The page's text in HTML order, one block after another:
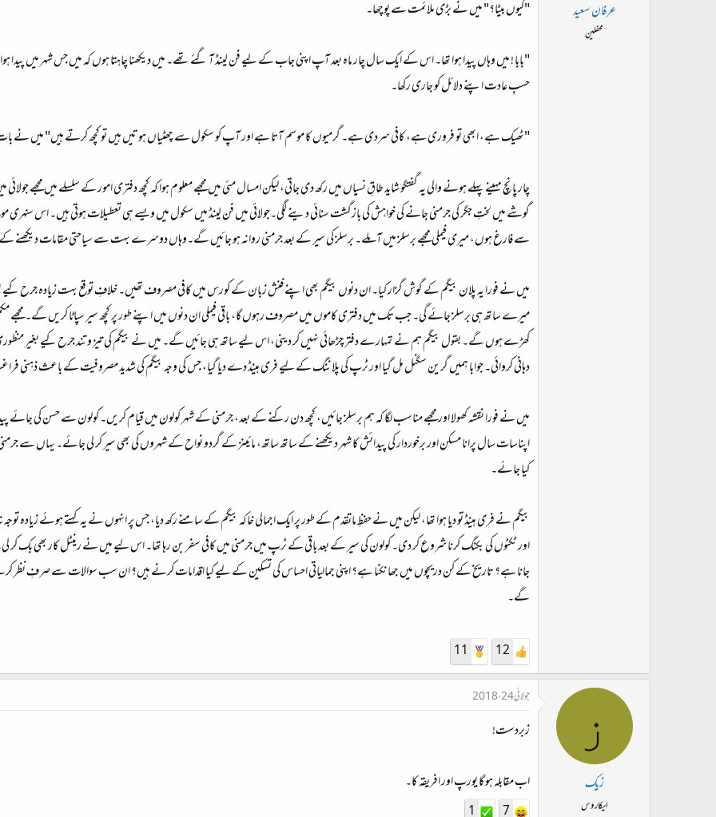
عرفان سعید
محفلین
"کیوں بیٹا؟" میں نے بڑی ملائمت سے پوچھا۔
"بابا ! میں وہاں پیدا ہوا تھا۔ اس کے ایک سال چار ماہ بعد آپ اپنی جاب کے لیے فن لینڈ آ گئے تھے۔ میں دیکھنا چاہتا ہوں کہ میں جس شہر میں
حسبِ عادت اپنے دلائل کو جاری رکھا۔
"ٹھیک ہے، ابھی تو فروری ہے، کافی سردی ہے۔ گرمیوں کا موسم آتا ہے اور آپ کو سکول سے چھٹیاں ہوتیں ہیں تو کچھ کرتے ہیں" میں نے
چار پانچ مہینے پہلے ہونے والی یہ گفتگو شاید طاقِ نسیاں میں رکھ دی جاتی، لیکن امسال مئی میں مجھے معلوم ہوا کہ کچھ دفتری امور کے سلسلے میں مجھے
گوشے میں لختِ جگر کی جرمنی جانے کی خواہش کی بازگشت سنائی دینے لگی۔جولائی میں فن لینڈ میں سکول میں ویسے ہی تعطیلات ہوتی ہیں۔ اس سنہری
سے فارغ ہوں، میری فیملی مجھے برسلز میں آملے۔ برسلز کی سیر کے بعد جرمنی روانہ ہو جائیں گے۔وہاں دوسرے بہت سے سیاحتی مقامات دیکھنے
میں نے فورا یہ پلان بیگم کے گوش گزار کیا۔ ان دنوں بیگم بھی اپنے فنش زبان کے کورس میں کافی مصروف تھیں۔ خلافِ توقع بہت زیادہ جرح کیے
میرے ساتھ ہی برسلز جائے گی۔ جب تک میں دفتری کاموں میں مصروف رہوں گا، باقی فیملی ان دنوں میں اپنے طور پر کچھ سیر سپاٹا کریں گے۔
کھڑے ہوں گے۔ بقول بیگم ہم نے تمہارے دفتر چڑھائی نہیں کر دینی، اس لیے ساتھ ہی جائیں گے۔ میں نے بیگم کی تیز و تند جرح کیے بغیر
دہانی کروائی۔ جوابا ہمیں گرین سگنل مل گیا اور ٹرپ کی پلاننگ کے لیے فری ہینڈ دے دیا گیا، جس کی وجہ بیگم کی شدید مصروفیت کے باعث ذہنی
میں نے فورا نقشہ کھولا اور مجھے مناسب لگا کہ ہم برسلز جائیں، کچھ دن رکنے کے بعد، جرمنی کے شہر کولون میں قیام کریں۔ کولون سے حسن کی جائے
اپناسات سال پرانا مسکن اور برخوردار کی پیدائش کا شہر دیکھنے کے ساتھ ساتھ، مائینز کے گردو نواح کے شہروں کی بھی سیر کر لی جائے۔
کیا جائے۔
بیگم نے فری ہینڈ تو دیا ہوا تھا، لیکن میں نے حفظِ ماتقدم کے طور پر ایک اجمالی خاکہ بیگم کے سامنے رکھ دیا، جس پر انہوں نے یہ کہتے ہوئے
اور ٹکٹوں کی بکنگ کرنا شروع کر دی۔ کولون کی سیر کے بعد باقی کے ٹرپ میں جرمنی میں کافی سفر بن رہا تھا۔ اس لیے میں نے رینٹل کار بھی بک کر
جانا ہے؟ تاریخ کے کن دریچوں میں جھانکنا ہے؟ اپنی جمالیاتی احساس کی تسکین کے لیے کیا اقدامات کرنے ہیں؟ ان سب سوالات سے صرفِ نظر
گے۔
12
11
ز
زیک
ایکاروس
جولائی 24، 2018
زبردست!
اب مقابلہ ہو گا یورپ اور افریقہ کا۔
7
1